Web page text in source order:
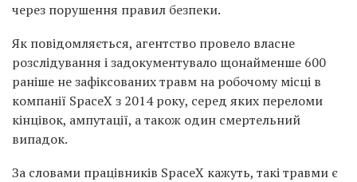
через порушення правил безпеки.
Як повідомляється, агентство провело власне
розслідування і задокументувало щонайменше 600
раніше не зафіксованих травм на робочому місці в
компанії SpaceX з 2014 року, серед яких переломи
кінцівок, ампутації, а також один смертельний
випадок.
За словами працівників SpaceX кажуть, такі травми є